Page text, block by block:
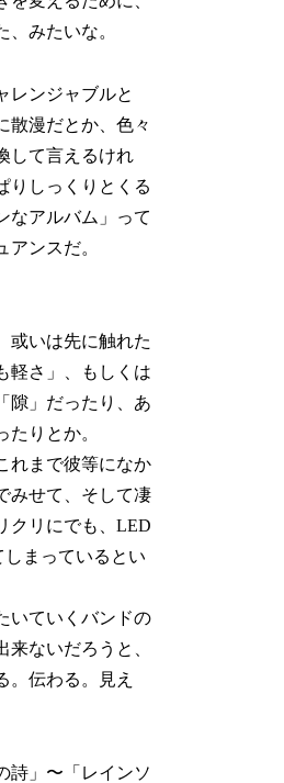
、みたいな。
レンジャブルと
散漫だとか、色々
して言えるけれ
りしっくりとくる
なアルバム」って
アンスだ。
或いは先に触れた
軽さ」、もしくは
隙」だったり、あ
たりとか。
れまで彼等になか
みせて、そして凄
クリにでも、LED
しまっているとい
いていくバンドの
ないだろうと、
。伝わる。見え
詩」〜「レインソ